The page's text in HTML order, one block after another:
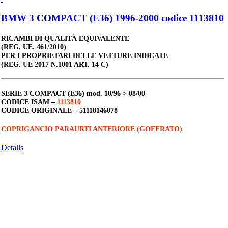
BMW 3 COMPACT (E36) 1996-2000 codice 1113810
RICAMBI DI QUALITÀ EQUIVALENTE
(REG. UE. 461/2010)
PER I PROPRIETARI DELLE VETTURE INDICATE
(REG. UE 2017 N.1001 ART. 14 C)
SERIE 3 COMPACT (E36) mod. 10/96 > 08/00
CODICE ISAM – 1113810
CODICE ORIGINALE – 51118146078
COPRIGANCIO PARAURTI ANTERIORE (GOFFRATO)
Details